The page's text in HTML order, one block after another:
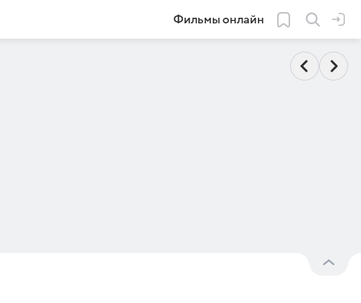
Фильмы онлайн